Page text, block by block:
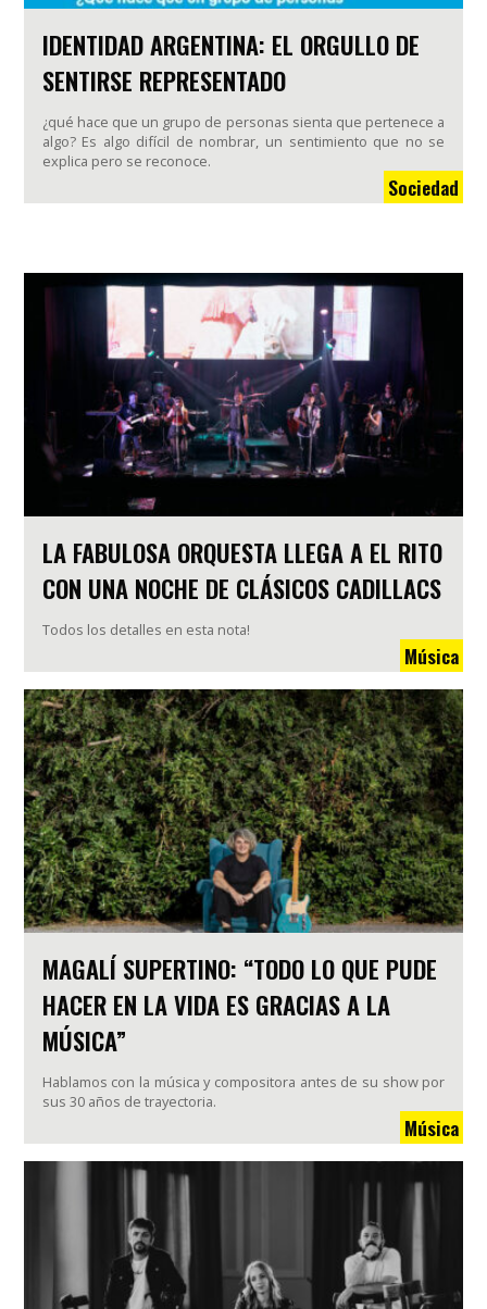
IDENTIDAD ARGENTINA: EL ORGULLO DE
SENTIRSE REPRESENTADO
¿qué hace que un grupo de personas sienta que pertenece a
algo? Es algo difícil de nombrar, un sentimiento que no se
explica pero se reconoce.
Sociedad
LA FABULOSA ORQUESTA LLEGA A EL RITO
CON UNA NOCHE DE CLÁSICOS CADILLACS
Todos los detalles en esta nota!
Música
MAGALÍ SUPERTINO: “TODO LO QUE PUDE
HACER EN LA VIDA ES GRACIAS A LA
MÚSICA”
Hablamos con la música y compositora antes de su show por
sus 30 años de trayectoria.
Música